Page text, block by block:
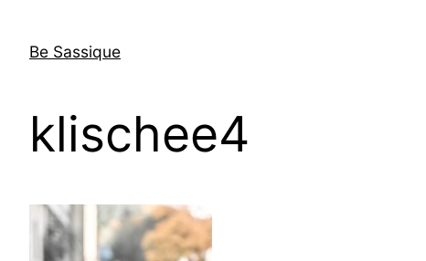
contentBe Sassique
klischee4